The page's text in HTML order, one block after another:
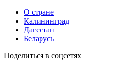
О стране
Калининград
Дагестан
Беларусь
Поделиться в соцсетях